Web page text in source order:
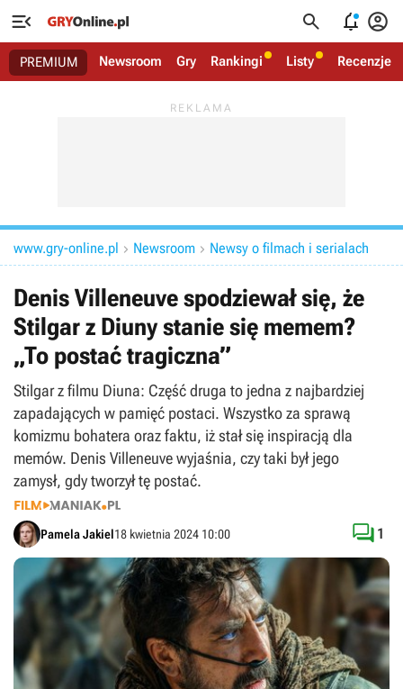
   
PREMIUM Newsroom Gry Rankingi Listy Recenzje
www.gry-online.pl  Newsroom  Newsy o filmach i serialach
Denis Villeneuve spodziewał się, że
Stilgar z Diuny stanie się memem?
„To postać tragiczna”
Stilgar z filmu Diuna: Część druga to jedna z najbardziej
zapadających w pamięć postaci. Wszystko za sprawą
komizmu bohatera oraz faktu, iż stał się inspiracją dla
memów. Denis Villeneuve wyjaśnia, czy taki był jego
zamysł, gdy tworzył tę postać.
Pamela Jakiel18 kwietnia 2024 10:00  1